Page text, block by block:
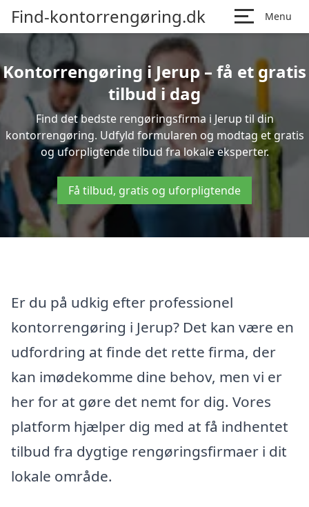
Find-kontorrengøring.dk Menu
Kontorrengøring i Jerup – få et gratis
tilbud i dag
Find det bedste rengøringsfirma i Jerup til din
kontorrengøring. Udfyld formularen og modtag et gratis
og uforpligtende tilbud fra lokale eksperter.
Få tilbud, gratis og uforpligtende
Er du på udkig efter professionel
kontorrengøring i Jerup? Det kan være en
udfordring at finde det rette firma, der
kan imødekomme dine behov, men vi er
her for at gøre det nemt for dig. Vores
platform hjælper dig med at få indhentet
tilbud fra dygtige rengøringsfirmaer i dit
lokale område.